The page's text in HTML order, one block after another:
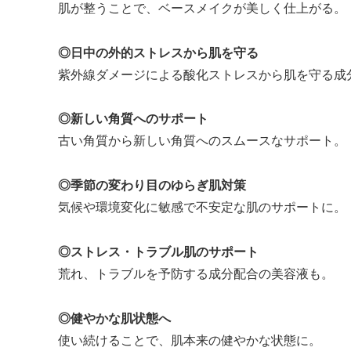
肌が整うことで、ベースメイクが美しく仕上がる。
◎日中の外的ストレスから肌を守る
紫外線ダメージによる酸化ストレスから肌を守る成
◎新しい角質へのサポート
古い角質から新しい角質へのスムースなサポート。
◎季節の変わり目のゆらぎ肌対策
気候や環境変化に敏感で不安定な肌のサポートに。
◎ストレス・トラブル肌のサポート
荒れ、トラブルを予防する成分配合の美容液も。
◎健やかな肌状態へ
使い続けることで、肌本来の健やかな状態に。